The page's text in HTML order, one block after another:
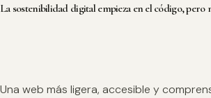
La sostenibilidad digital empieza en el código, pero
Una web más ligera, accesible y